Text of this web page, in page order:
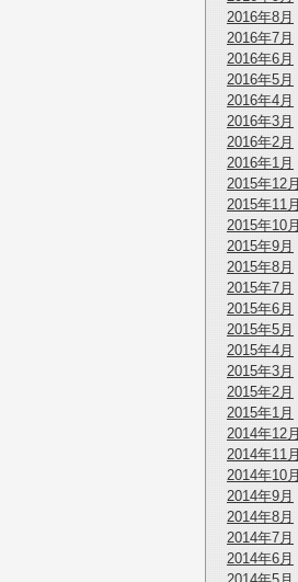
2016年8月
2016年7月
2016年6月
2016年5月
2016年4月
2016年3月
2016年2月
2016年1月
2015年12月
2015年11月
2015年10月
2015年9月
2015年8月
2015年7月
2015年6月
2015年5月
2015年4月
2015年3月
2015年2月
2015年1月
2014年12月
2014年11月
2014年10月
2014年9月
2014年8月
2014年7月
2014年6月